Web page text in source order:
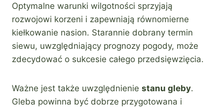
Optymalne warunki wilgotności sprzyjają
rozwojowi korzeni i zapewniają równomierne
kiełkowanie nasion. Starannie dobrany termin
siewu, uwzględniający prognozy pogody, może
zdecydować o sukcesie całego przedsięwzięcia.
Ważne jest także uwzględnienie stanu gleby.
Gleba powinna być dobrze przygotowana i